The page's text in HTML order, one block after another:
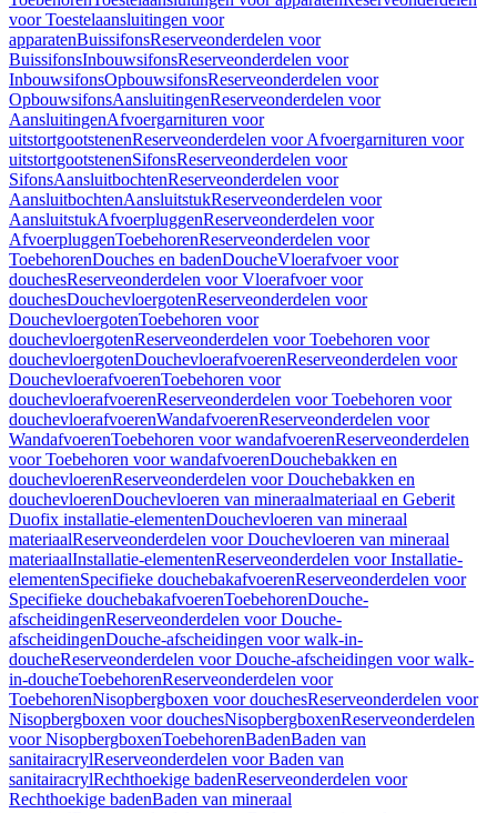
voor Toestelaansluitingen voor
apparatenBuissifonsReserveonderdelen voor
BuissifonsInbouwsifonsReserveonderdelen voor
InbouwsifonsOpbouwsifonsReserveonderdelen voor
OpbouwsifonsAansluitingenReserveonderdelen voor
AansluitingenAfvoergarnituren voor
uitstortgootstenenReserveonderdelen voor Afvoergarnituren voor
uitstortgootstenenSifonsReserveonderdelen voor
SifonsAansluitbochtenReserveonderdelen voor
AansluitbochtenAansluitstukReserveonderdelen voor
AansluitstukAfvoerpluggenReserveonderdelen voor
AfvoerpluggenToebehorenReserveonderdelen voor
ToebehorenDouches en badenDoucheVloerafvoer voor
douchesReserveonderdelen voor Vloerafvoer voor
douchesDouchevloergotenReserveonderdelen voor
DouchevloergotenToebehoren voor
douchevloergotenReserveonderdelen voor Toebehoren voor
douchevloergotenDouchevloerafvoerenReserveonderdelen voor
DouchevloerafvoerenToebehoren voor
douchevloerafvoerenReserveonderdelen voor Toebehoren voor
douchevloerafvoerenWandafvoerenReserveonderdelen voor
WandafvoerenToebehoren voor wandafvoerenReserveonderdelen
voor Toebehoren voor wandafvoerenDouchebakken en
douchevloerenReserveonderdelen voor Douchebakken en
douchevloerenDouchevloeren van mineraalmateriaal en Geberit
Duofix installatie-elementenDouchevloeren van mineraal
materiaalReserveonderdelen voor Douchevloeren van mineraal
materiaalInstallatie-elementenReserveonderdelen voor Installatie-
elementenSpecifieke douchebakafvoerenReserveonderdelen voor
Specifieke douchebakafvoerenToebehorenDouche-
afscheidingenReserveonderdelen voor Douche-
afscheidingenDouche-afscheidingen voor walk-in-
doucheReserveonderdelen voor Douche-afscheidingen voor walk-
in-doucheToebehorenReserveonderdelen voor
ToebehorenNisopbergboxen voor douchesReserveonderdelen voor
Nisopbergboxen voor douchesNisopbergboxenReserveonderdelen
voor NisopbergboxenToebehorenBadenBaden van
sanitairacrylReserveonderdelen voor Baden van
sanitairacrylRechthoekige badenReserveonderdelen voor
Rechthoekige badenBaden van mineraal